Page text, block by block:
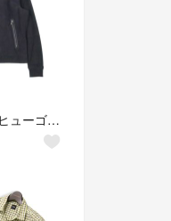
HUGO BOSS ヒューゴボス ブルゾン（その他） XL 紺 【古着】【中古】【送料無料】